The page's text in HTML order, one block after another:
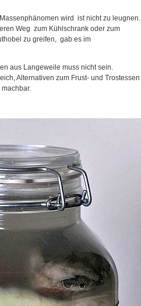
wird ist nicht zu leugnen.
Weg zum Kühlschrank oder zum
zu greifen, gab es im
aus Langeweile muss nicht sein.
Alternativen zum Frust- und Trostessen